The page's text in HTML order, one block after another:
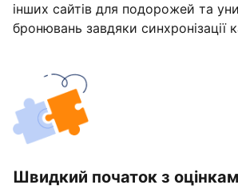
інших сайтів для подорожей та
бронювань завдяки синхронізації
Швидкий початок з